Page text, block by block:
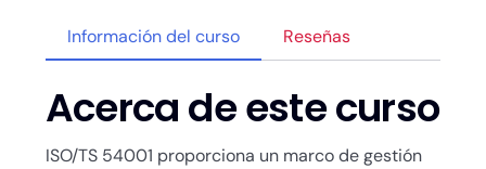
Información del curso Reseñas
Acerca de este curso
ISO/TS 54001 proporciona un marco de gestión